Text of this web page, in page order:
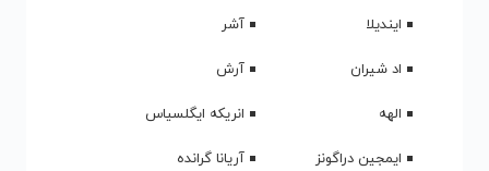
ایندیلا
آشر
اد شیران
آرش
الهه
انریکه ایگلسیاس
ایمجین دراگونز
آریانا گرانده